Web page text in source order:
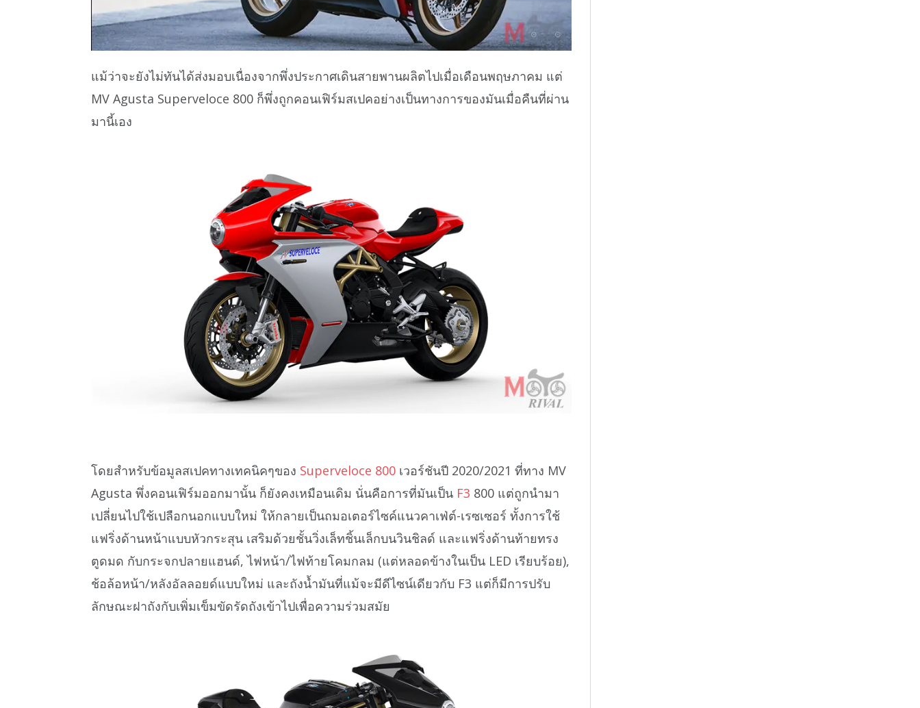
แม้ว่าจะยังไม่ทันได้ส่งมอบเนื่องจากพึ่งประกาศเดินสายพานผลิตไปเมื่อเดือนพฤษภาคม แต่
MV Agusta Superveloce 800 ก็พึ่งถูกคอนเฟิร์มสเปคอย่างเป็นทางการของมันเมื่อคืนที่ผ่าน
มานี้เอง
โดยสำหรับข้อมูลสเปคทางเทคนิคๆของ Superveloce 800 เวอร์ชันปี 2020/2021 ที่ทาง MV
Agusta พึ่งคอนเฟิร์มออกมานั้น ก็ยังคงเหมือนเดิม นั่นคือการที่มันเป็น F3 800 แต่ถูกนำมา
เปลี่ยนไปใช้เปลือกนอกแบบใหม่ ให้กลายเป็นถมอเตอร์ไซค์แนวคาเฟ่ต์-เรซเซอร์ ทั้งการใช้
แฟริ่งด้านหน้าแบบหัวกระสุน เสริมด้วยชั้นวิ่งเล็ทชิ้นเล็กบนวินชิลด์ และแฟริ่งด้านท้ายทรง
ตูดมด กับกระจกปลายแฮนด์, ไฟหน้า/ไฟท้ายโคมกลม (แต่หลอดข้างในเป็น LED เรียบร้อย),
ช้อล้อหน้า/หลังอัลลอยด์แบบใหม่ และถังน้ำมันที่แม้จะมีดีไซน์เดียวกับ F3 แต่ก็มีการปรับ
ลักษณะฝาถังกับเพิ่มเข็มขัดรัดถังเข้าไปเพื่อความร่วมสมัย